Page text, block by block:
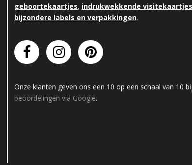
geboortekaartjes, indrukwekkende
bijzondere labels en verpakkingen.
Onze klanten geven ons een 10 op een schaal van 10
beoordelingen via Google.